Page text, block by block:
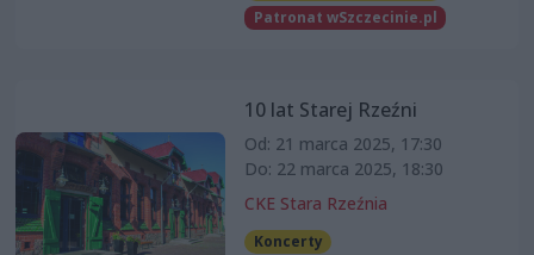
Patronat wSzczecinie.pl
10 lat Starej Rzeźni
Od: 21 marca 2025, 17:30
Do: 22 marca 2025, 18:30
CKE Stara Rzeźnia
Koncerty